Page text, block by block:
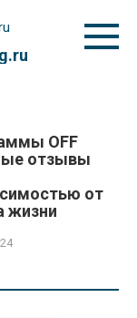
OFF
отзывы
от
жизни